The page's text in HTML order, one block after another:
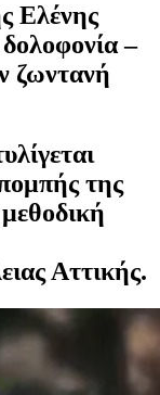
Ελένης
–
ζωντανή
της
Αττικής.